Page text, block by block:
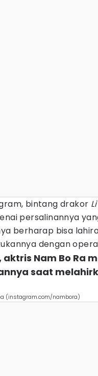
bintang drakor
persalinannya
berharap bisa
dengan
aktris Nam Bo Ra
saat
(instagram.com/nambora)